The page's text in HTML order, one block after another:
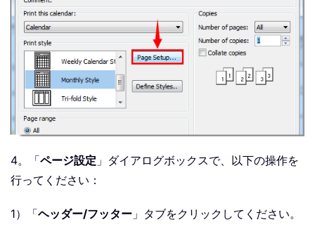
4。「ページ設定 」ダイアログボックスで、以下の操作を
行ってください：
1）「ヘッダー/フッター 」タブをクリックしてください。